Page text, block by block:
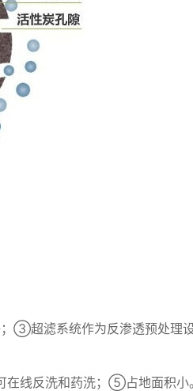
超滤系统作为反渗透预处理
线反洗和药洗；⑤占地面积小。